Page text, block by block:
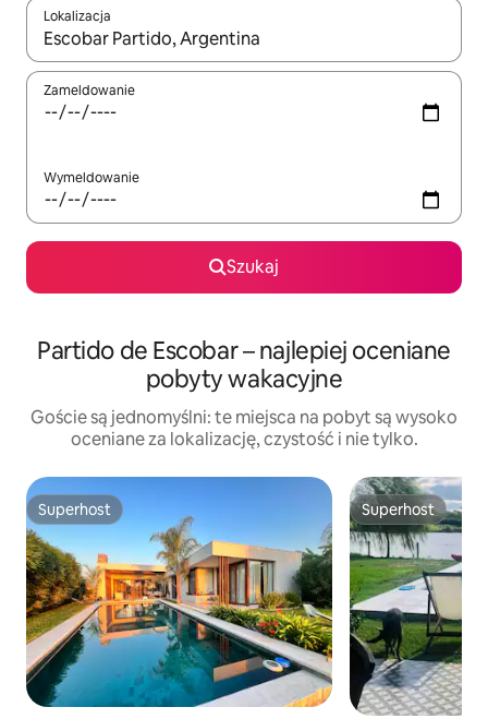
Lokalizacja
Gdy wyniki będą dostępne, możesz poruszać się po nich za
Zameldowanie
Wymeldowanie
Szukaj
Partido de Escobar – najlepiej oceniane
pobyty wakacyjne
Goście są jednomyślni: te miejsca na pobyt są wysoko
oceniane za lokalizację, czystość i nie tylko.
Superhost
Superhost Superhost
Superhost